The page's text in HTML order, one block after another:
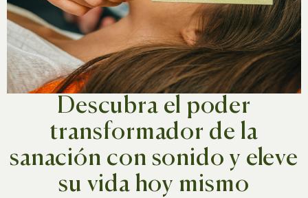
Descubra el poder
transformador de la
sanación con sonido y eleve
su vida hoy mismo